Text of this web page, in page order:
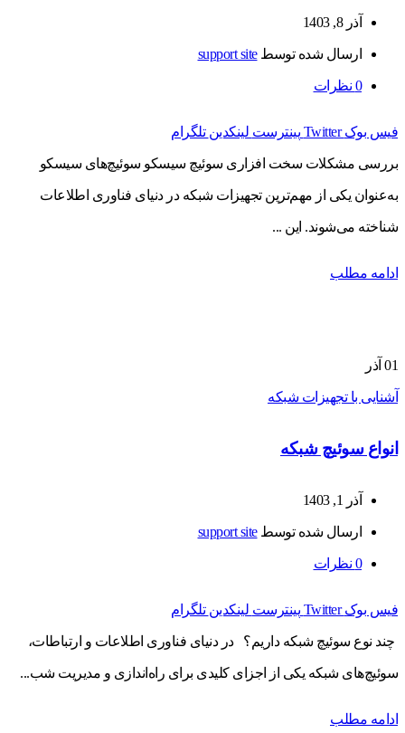
آذر 8, 1403
ارسال شده توسطsupport site
0 نظرات
فیس بوک Twitter پینترست لینکدین تلگرام
بررسی مشکلات سخت افزاری سوئیچ سیسکو سوئیچ‌های سیسکو
به‌عنوان یکی از مهم‌ترین تجهیزات شبکه در دنیای فناوری اطلاعات
شناخته می‌شوند. این ...
ادامه مطلب
01 آذر
آشنایی با تجهیزات شبکه
انواع سوئیچ شبکه
آذر 1, 1403
ارسال شده توسطsupport site
0 نظرات
فیس بوک Twitter پینترست لینکدین تلگرام
چند نوع سوئیچ شبکه داریم؟ در دنیای فناوری اطلاعات و ارتباطات،
سوئیچ‌های شبکه یکی از اجزای کلیدی برای راه‌اندازی و مدیریت شب...
ادامه مطلب